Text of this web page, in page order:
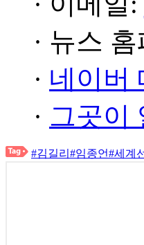
· 뉴스
· 네이버
· 그곳이
#김길리 #임종언#세계